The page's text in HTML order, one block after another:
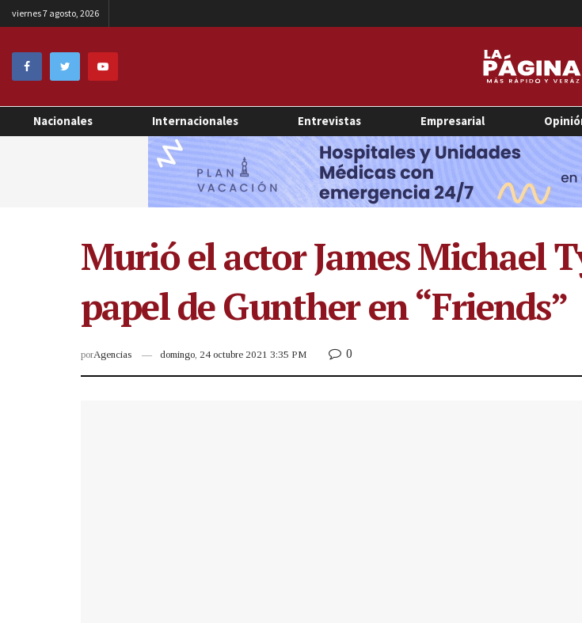
viernes 7 agosto, 2026
Nacionales Internacionales Entrevistas Empresarial
Murió el actor James Michael
papel de Gunther en “Friends”
porAgencias domingo, 24 octubre 2021 3:35 PM 0